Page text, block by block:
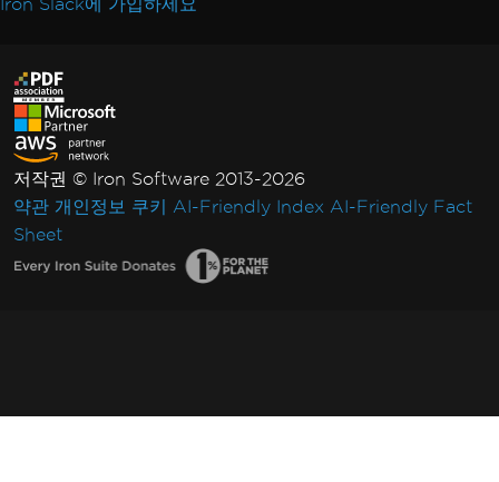
저작권 © Iron Software 2013-2026
약관 개인정보 쿠키 AI-Friendly Index AI-Friendly Fact
Sheet